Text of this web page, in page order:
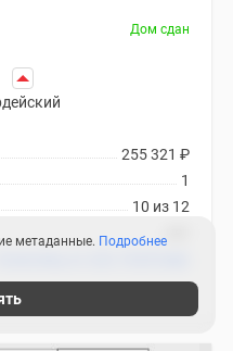
Дом сдан
255 321 ₽
1
10 из 12
метаданные. Подробнее